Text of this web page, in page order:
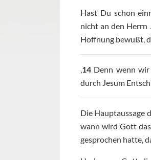
Hast Du schon
nicht an den Herrn
Hoffnung bewußt,
,14 Denn wenn
durch Jesum
Die Hauptaussage
wann wird Gott
gesprochen hatte,